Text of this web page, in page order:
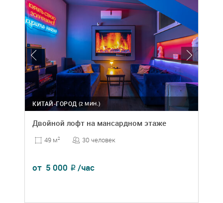
(2 МИН.)
КИТАЙ-ГОРОД
Двойной лофт на мансардном этаже
49 м2 30 человек
от 5 000 ₽ /час